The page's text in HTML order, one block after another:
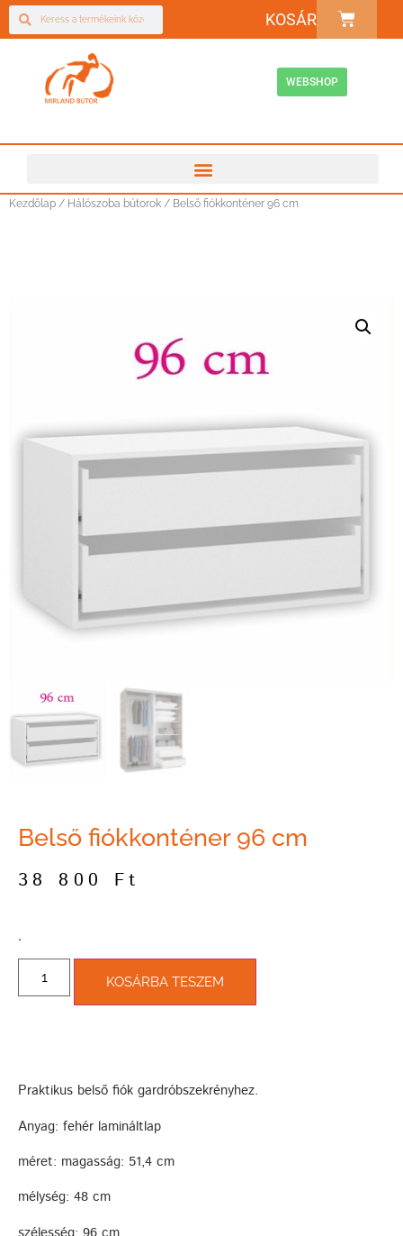
KOSÁR
WEBSHOP
Kezdőlap / Hálószoba bútorok / Belső fiókkonténer 96 cm
Belső fiókkonténer 96 cm
38 800 Ft
­.
KOSÁRBA TESZEM
Praktikus belső fiók gardróbszekrényhez.
Anyag: fehér lamináltlap
méret: magasság: 51,4 cm
mélység: 48 cm